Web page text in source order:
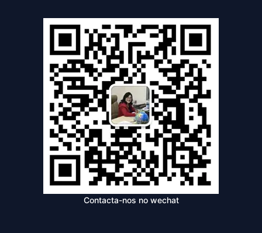
Contacta-nos no wechat